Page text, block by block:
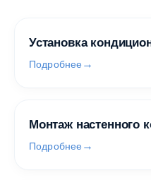
Установка
Подробнее
Монтаж настенного
Подробнее